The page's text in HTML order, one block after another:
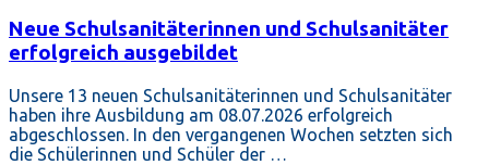
Neue Schulsanitäterinnen und Schulsanitäter
erfolgreich ausgebildet
Unsere 13 neuen Schulsanitäterinnen und Schulsanitäter
haben ihre Ausbildung am 08.07.2026 erfolgreich
abgeschlossen. In den vergangenen Wochen setzten sich
die Schülerinnen und Schüler der …